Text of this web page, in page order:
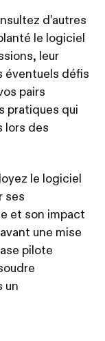
d’autres
le logiciel
leur
éventuels défis
pairs
pratiques qui
lors des
le logiciel
ses
et son impact
une mise
pilote
un